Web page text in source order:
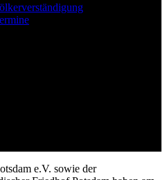
e.V. sowie der